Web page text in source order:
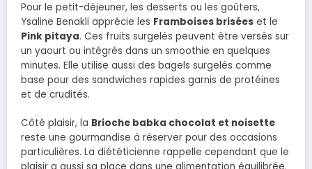
Pour le petit-déjeuner, les desserts ou les goûters,
Ysaline Benakli apprécie les Framboises brisées et le
Pink pitaya. Ces fruits surgelés peuvent être versés sur
un yaourt ou intégrés dans un smoothie en quelques
minutes. Elle utilise aussi des bagels surgelés comme
base pour des sandwiches rapides garnis de protéines
et de crudités.
Côté plaisir, la Brioche babka chocolat et noisette
reste une gourmandise à réserver pour des occasions
particulières. La diététicienne rappelle cependant que le
plaisir a aussi sa place dans une alimentation équilibrée.